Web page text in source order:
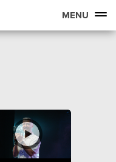
MENU